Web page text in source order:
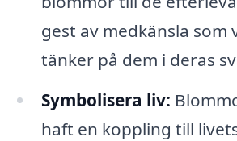
gest av medkänsla som
tänker på dem i deras
Symbolisera liv:
haft en koppling till